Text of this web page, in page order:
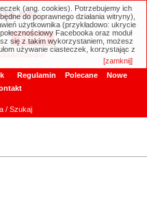
Regulamin Polecane
Nowe
/ Szukaj
(ang. cookies). Potrzebujemy ich
do poprawnego działania witryny),
użytkownika (przykładowo: ukrycie
Facebooka oraz moduł
się z takim wykorzystaniem, możesz
używanie ciasteczek, korzystając z
[zamknij]